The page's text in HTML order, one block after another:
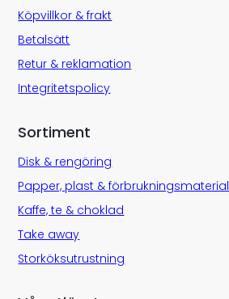
Köpvillkor & frakt
Betalsätt
Retur & reklamation
Integritetspolicy
Sortiment
Disk & rengöring
Papper, plast & förbrukningsmaterial
Kaffe, te & choklad
Take away
Storköksutrustning